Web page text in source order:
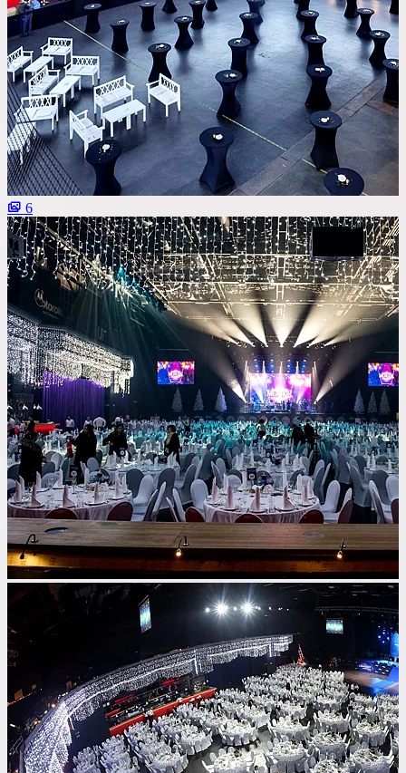
Танцпол
Со сценой
Со своим алкоголем
С живой музыкой
С панорамным видом
С детской комнатой
С шоу программой
Своя парковка
Показать площадок Сбросить все фильтры
6